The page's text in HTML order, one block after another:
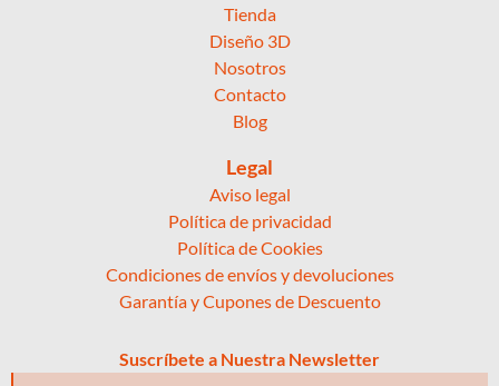
Tienda
Diseño 3D
Nosotros
Contacto
Blog
Legal
Aviso legal
Política de privacidad
Política de Cookies
Condiciones de envíos y devoluciones
Garantía y Cupones de Descuento
Suscríbete a Nuestra Newsletter